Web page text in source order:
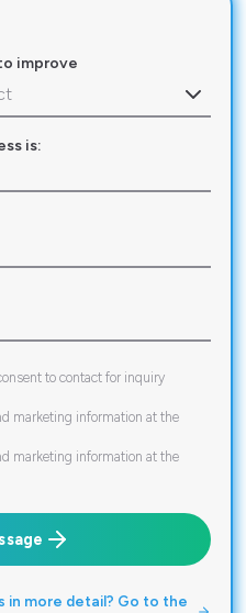
improve
is:
to contact for inquiry
marketing information at the
marketing information at the
in more detail? Go to the